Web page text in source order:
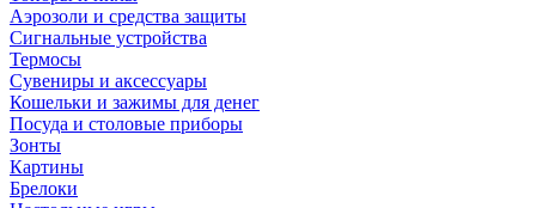
Аэрозоли и средства защиты
Сигнальные устройства
Термосы
Сувениры и аксессуары
Кошельки и зажимы для денег
Посуда и столовые приборы
Зонты
Картины
Брелоки